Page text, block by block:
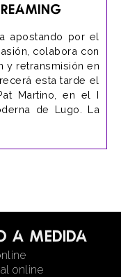
apostando por el
colabora con
y retransmisión en
esta tarde el
Martino, en el I
de Lugo. La
a medida
online